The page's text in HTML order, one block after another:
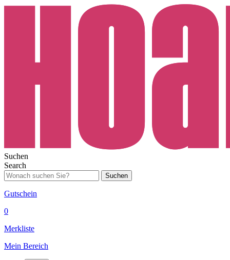
Suchen
Search
Suchen
Gutschein
0
Merkliste
Mein Bereich